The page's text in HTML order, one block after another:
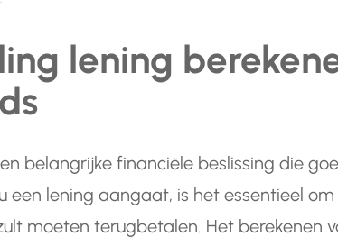
lening
belangrijke financiële beslissing die
een lening aangaat, is het essentieel
moeten terugbetalen. Het berekenen